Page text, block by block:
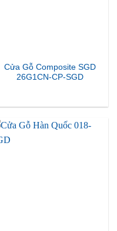
Cửa Gỗ Composite SGD
26G1CN-CP-SGD